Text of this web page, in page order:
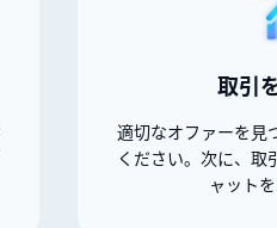
取引
適切なオファーを見
ください。次に、取
ャット